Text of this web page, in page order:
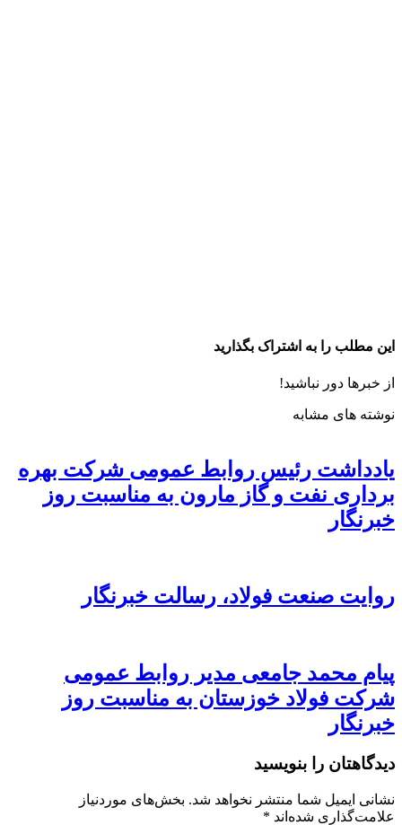
این مطلب را به اشتراک بگذارید
از خبرها دور نباشید!
نوشته های مشابه
یادداشت رئیس روابط عمومی شرکت بهره
برداری نفت و گاز مارون به مناسبت روز
خبرنگار
روایت صنعت فولاد،‌ رسالت خبرنگار
پیام محمد جامعی مدیر روابط عمومی
شرکت فولاد خوزستان به مناسبت روز
خبرنگار
دیدگاهتان را بنویسید
نشانی ایمیل شما منتشر نخواهد شد. بخش‌های موردنیاز
علامت‌گذاری شده‌اند *